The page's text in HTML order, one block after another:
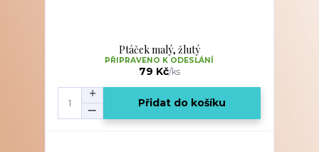
Ptáček malý, žlutý
79 Kč/ks
PŘIPRAVENO K ODESLÁNÍ
Přidat do košíku